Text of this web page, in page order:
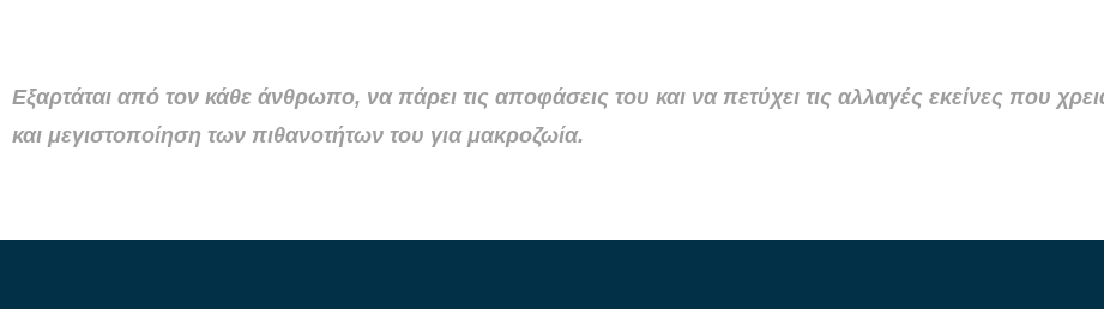
Εξαρτάται από τον κάθε άνθρωπο, να πάρει τις αποφάσεις του και να πετύχει τις αλλαγές εκείνες που
και μεγιστοποίηση των πιθανοτήτων του για μακροζωία.